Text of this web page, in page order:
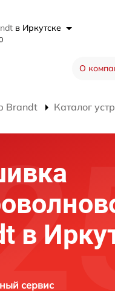
в Иркутске
О
Brandt Каталог
в
сервис